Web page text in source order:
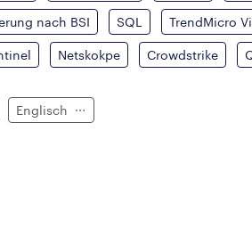
nach BSI SQL TrendMicro
Netskokpe Crowdstrike
Englisch